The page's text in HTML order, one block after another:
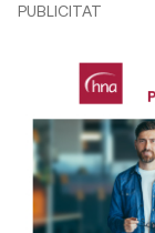
PUBLICITAT